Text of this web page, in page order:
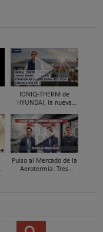
IONIQ-THERM de
HYUNDAI, la nueva
funcionar hasta en un
98% con energía solar
Pulso al Mercado de la
Aerotermia: Tres